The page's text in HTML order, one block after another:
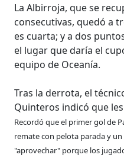
La Albirroja, que se
consecutivas, quedó a
es cuarta; y a dos
el lugar que daría el
equipo de Oceanía.
Tras la derrota, el
Quinteros indicó que
Recordó que el primer gol de
remate con pelota parada y
"aprovechar" porque los